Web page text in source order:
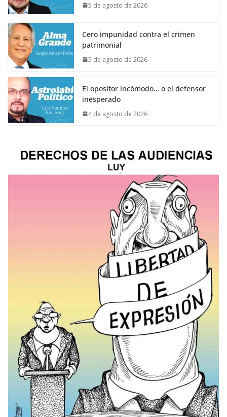
5 de agosto de 2026
Cero impunidad contra el crimen
patrimonial
5 de agosto de 2026
El opositor incómodo… o el defensor
inesperado
4 de agosto de 2026